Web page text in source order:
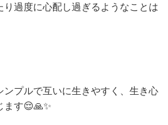
り過度に心配し過ぎるようなことは
ンプルで互いに生きやすく、生き心
ます😌🙏✨